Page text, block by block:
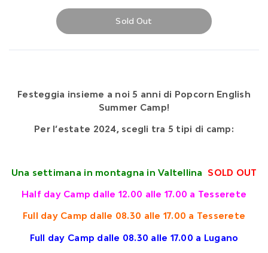
Sold Out
Festeggia insieme a noi 5 anni di Popcorn English
Summer Camp!
Per l’estate 2024, scegli tra 5 tipi di camp:
Una settimana in montagna in Valtellina SOLD OUT
Half day Camp dalle 12.00 alle 17.00 a Tesserete
Full day Camp dalle 08.30 alle 17.00 a Tesserete
Full day Camp dalle 08.30 alle 17.00 a Lugano